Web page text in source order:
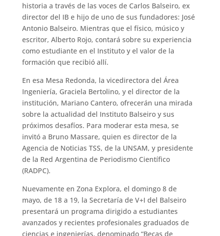
historia a través de las voces de Carlos Balseiro, ex
director del IB e hijo de uno de sus fundadores: José
Antonio Balseiro. Mientras que el físico, músico y
escritor, Alberto Rojo, contará sobre su experiencia
como estudiante en el Instituto y el valor de la
formación que recibió allí.
En esa Mesa Redonda, la vicedirectora del Área
Ingeniería, Graciela Bertolino, y el director de la
institución, Mariano Cantero, ofrecerán una mirada
sobre la actualidad del Instituto Balseiro y sus
próximos desafíos. Para moderar esta mesa, se
invitó a Bruno Massare, quien es director de la
Agencia de Noticias TSS, de la UNSAM, y presidente
de la Red Argentina de Periodismo Científico
(RADPC).
Nuevamente en Zona Explora, el domingo 8 de
mayo, de 18 a 19, la Secretaría de V+I del Balseiro
presentará un programa dirigido a estudiantes
avanzados y recientes profesionales graduados de
ciencias e ingenierías, denominado “Becas de